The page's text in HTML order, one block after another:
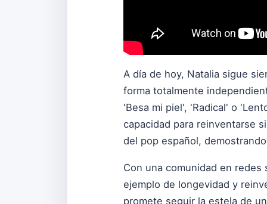
A día de hoy, Natalia sigue
forma totalmente
'Besa mi piel', 'Radical' o
capacidad para reinventarse
del pop español,
Con una comunidad en
ejemplo de longevidad y
promete seguir la estela de